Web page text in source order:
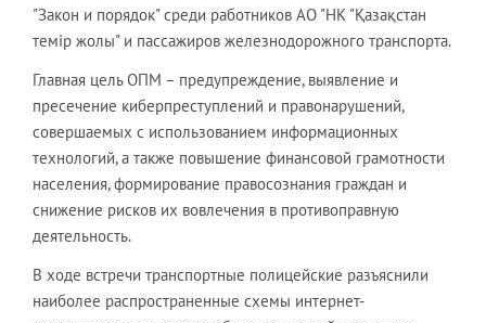
"Закон и порядок" среди работников АО "НК "Қазақстан
темір жолы" и пассажиров железнодорожного транспорта.
Главная цель ОПМ – предупреждение, выявление и
пресечение киберпреступлений и правонарушений,
совершаемых с использованием информационных
технологий, а также повышение финансовой грамотности
населения, формирование правосознания граждан и
снижение рисков их вовлечения в противоправную
деятельность.
В ходе встречи транспортные полицейские разъяснили
наиболее распространенные схемы интернет-